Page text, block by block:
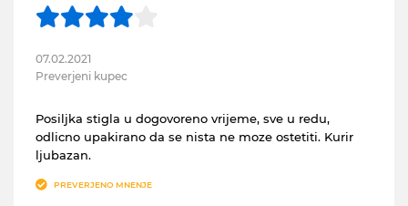
07.02.2021
Preverjeni kupec
Posiljka stigla u dogovoreno vrijeme, sve u redu,
odlicno upakirano da se nista ne moze ostetiti. Kurir
ljubazan.
PREVERJENO MNENJE